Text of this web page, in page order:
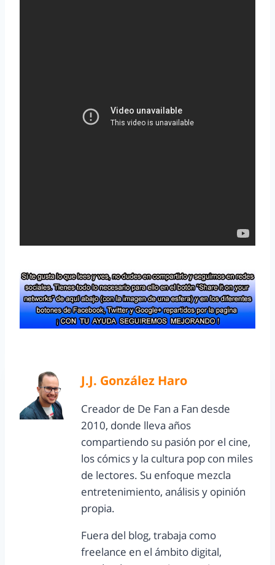
J.J. González Haro
Creador de De Fan a Fan desde
2010, donde lleva años
compartiendo su pasión por el cine,
los cómics y la cultura pop con miles
de lectores. Su enfoque mezcla
entretenimiento, análisis y opinión
propia.
Fuera del blog, trabaja como
freelance en el ámbito digital,